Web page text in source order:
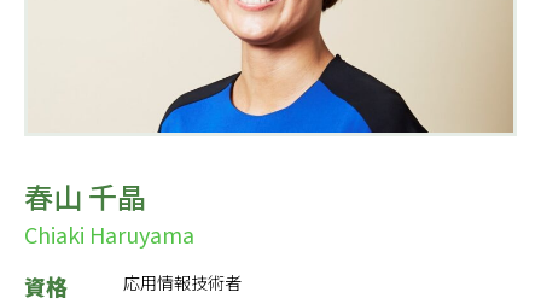
春山 千晶
Chiaki Haruyama
資格
応用情報技術者